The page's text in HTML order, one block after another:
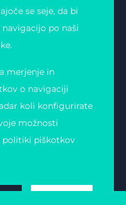
se seje, da bi
po naši
merjenje in
o navigaciji
koli konfigurirate
možnosti
politiki piškotkov